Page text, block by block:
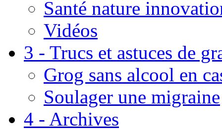
Santé nature
Vidéos
3 - Trucs et astuces de
Grog sans alcool en
Soulager une migraine
4 - Archives